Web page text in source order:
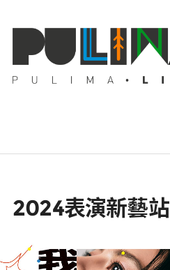
藝壇人物
Pulima藝術獎
2024表演新藝站